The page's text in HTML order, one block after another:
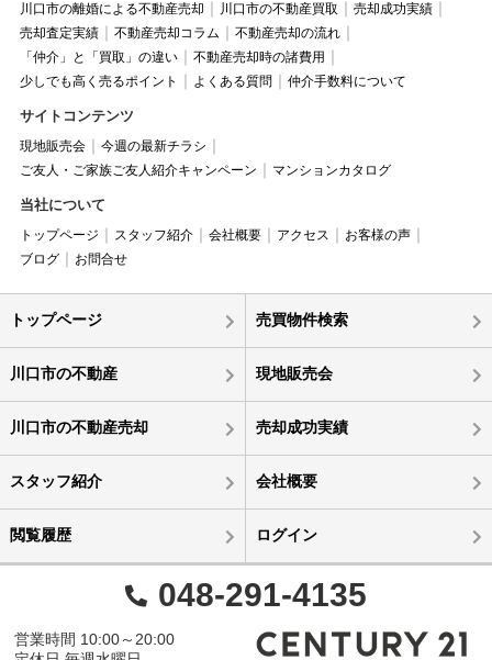
川口市の離婚による不動産売却
川口市の不動産買取
売却成功実績
売却査定実績
不動産売却コラム
不動産売却の流れ
「仲介」と「買取」の違い
不動産売却時の諸費用
少しでも高く売るポイント
よくある質問 仲介手数料について
サイトコンテンツ
現地販売会
今週の最新チラシ
ご友人・ご家族ご友人紹介キャンペーン
マンションカタログ
当社について
トップページ スタッフ紹介 会社概要 アクセス
お客様の声
ブログ
お問合せ
トップページ 売買物件検索
川口市の不動産 現地販売会
川口市の不動産売却 売却成功実績
スタッフ紹介 会社概要
閲覧履歴 ログイン
048-291-4135
営業時間 10:00～20:00